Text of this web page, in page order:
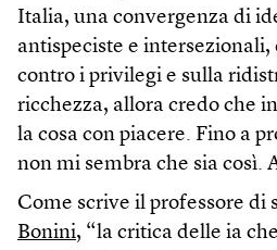
Italia, una convergenza di
antispeciste e intersezionali,
contro i privilegi e sulla
ricchezza, allora credo che
la cosa con piacere. Fino a
non mi sembra che sia così.
Come scrive il professore di
Bonini, “la critica delle ia